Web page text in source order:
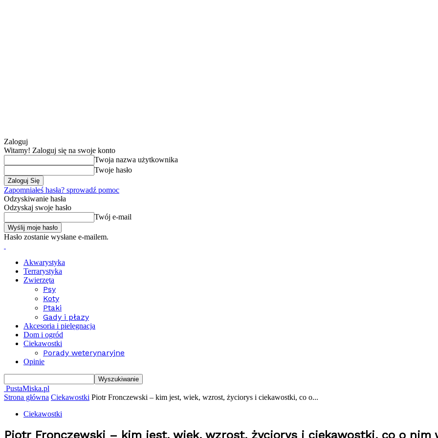
Zaloguj
Witamy! Zaloguj się na swoje konto
Twoja nazwa użytkownika
Twoje hasło
Zapomniałeś hasła? sprowadź pomoc
Odzyskiwanie hasła
Odzyskaj swoje hasło
Twój e-mail
Hasło zostanie wysłane e-mailem.
Akwarystyka
Terrarystyka
Zwierzęta
Psy
Koty
Ptaki
Gady i płazy
Akcesoria i pielęgnacja
Dom i ogród
Ciekawostki
Porady weterynaryjne
Opinie
PustaMiska.pl
Strona główna Ciekawostki Piotr Fronczewski – kim jest, wiek, wzrost, życiorys i ciekawostki, co o...
Ciekawostki
Piotr Fronczewski – kim jest, wiek, wzrost, życiorys i ciekawostki, co o nim